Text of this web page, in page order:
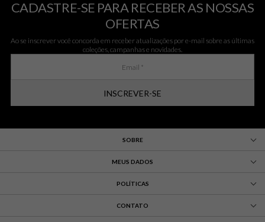
CADASTRE-SE PARA RECEBER AS NOSSAS
OFERTAS
Ao se inscrever você concorda em receber atualizações por e-mail sobre as últimas
coleções, campanhas e novidades.
INSCREVER-SE
SOBRE
MEUS DADOS
POLÍTICAS
CONTATO